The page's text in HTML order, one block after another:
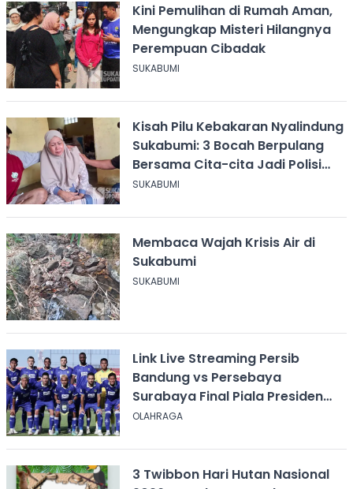
Kini Pemulihan di Rumah Aman,
Mengungkap Misteri Hilangnya
Perempuan Cibadak
SUKABUMI
Kisah Pilu Kebakaran Nyalindung
Sukabumi: 3 Bocah Berpulang
Bersama Cita-cita Jadi Polisi
dan Guru
SUKABUMI
Membaca Wajah Krisis Air di
Sukabumi
SUKABUMI
Link Live Streaming Persib
Bandung vs Persebaya
Surabaya Final Piala Presiden
2026, Kick-off Pukul 20.00 WIB
OLAHRAGA
3 Twibbon Hari Hutan Nasional